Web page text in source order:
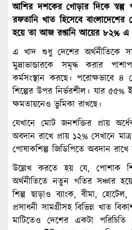
আশির দশকের গোড়ার দিকে স্বল্প
রফতানি খাত হিসেবে বাংলাদেশের
হয়ে তা আজ রপ্তানি আয়ের ৮২% এ
এ খাদ শুধু দেশের অর্থনীতিকে
মুদ্রাভান্ডারকে সমৃদ্ধ করার
কর্মসংস্থান করছে। পরোক্ষভাবে
শিল্পের উপর নির্ভরশীল। যার ৫৫%
ক্ষমতায়নেও ভুমিকা রাখছে।
যেখানে মোট জনশক্তির প্রায়
অবদান রাখে প্রায় ১২% সেখানে
পোষাকশিল্প জিডিপিতে অবদান
উল্লেখ করতে হয় যে, পোশাক
অর্থনীতিতে নতুন গতির সঞ্চার
শিল্প ছাড়াও ব্যাংক, বীমা,
প্রসাধনী সামগ্রীসহ বিভিন্ন খাত
মাটিতেও দেশের একটা পরিচিতি